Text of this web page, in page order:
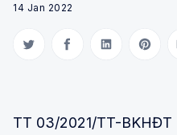
14 Jan 2022
Share on Twitter
Share on Facebook
Share onShare
TT 03/2021/TT-BKHĐT